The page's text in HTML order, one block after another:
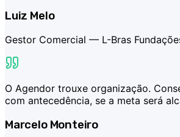
Luiz Melo
Gestor Comercial — L-Bras
O Agendor trouxe organização.
com antecedência, se a meta será
Marcelo Monteiro